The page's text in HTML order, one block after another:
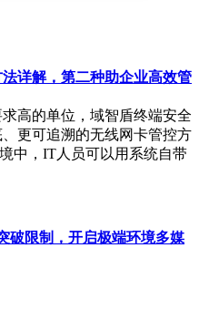
详解，第二种助企业高效管
高的单位，域智盾终端安全
更可追溯的无线网卡管控方
中，IT人员可以用系统自带
破限制，开启极端环境多媒